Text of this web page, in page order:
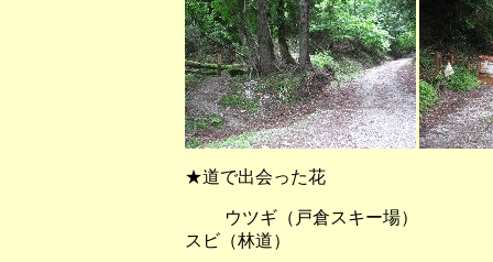
★道で出会った花
ウツギ（戸倉スキ
スビ（林道）